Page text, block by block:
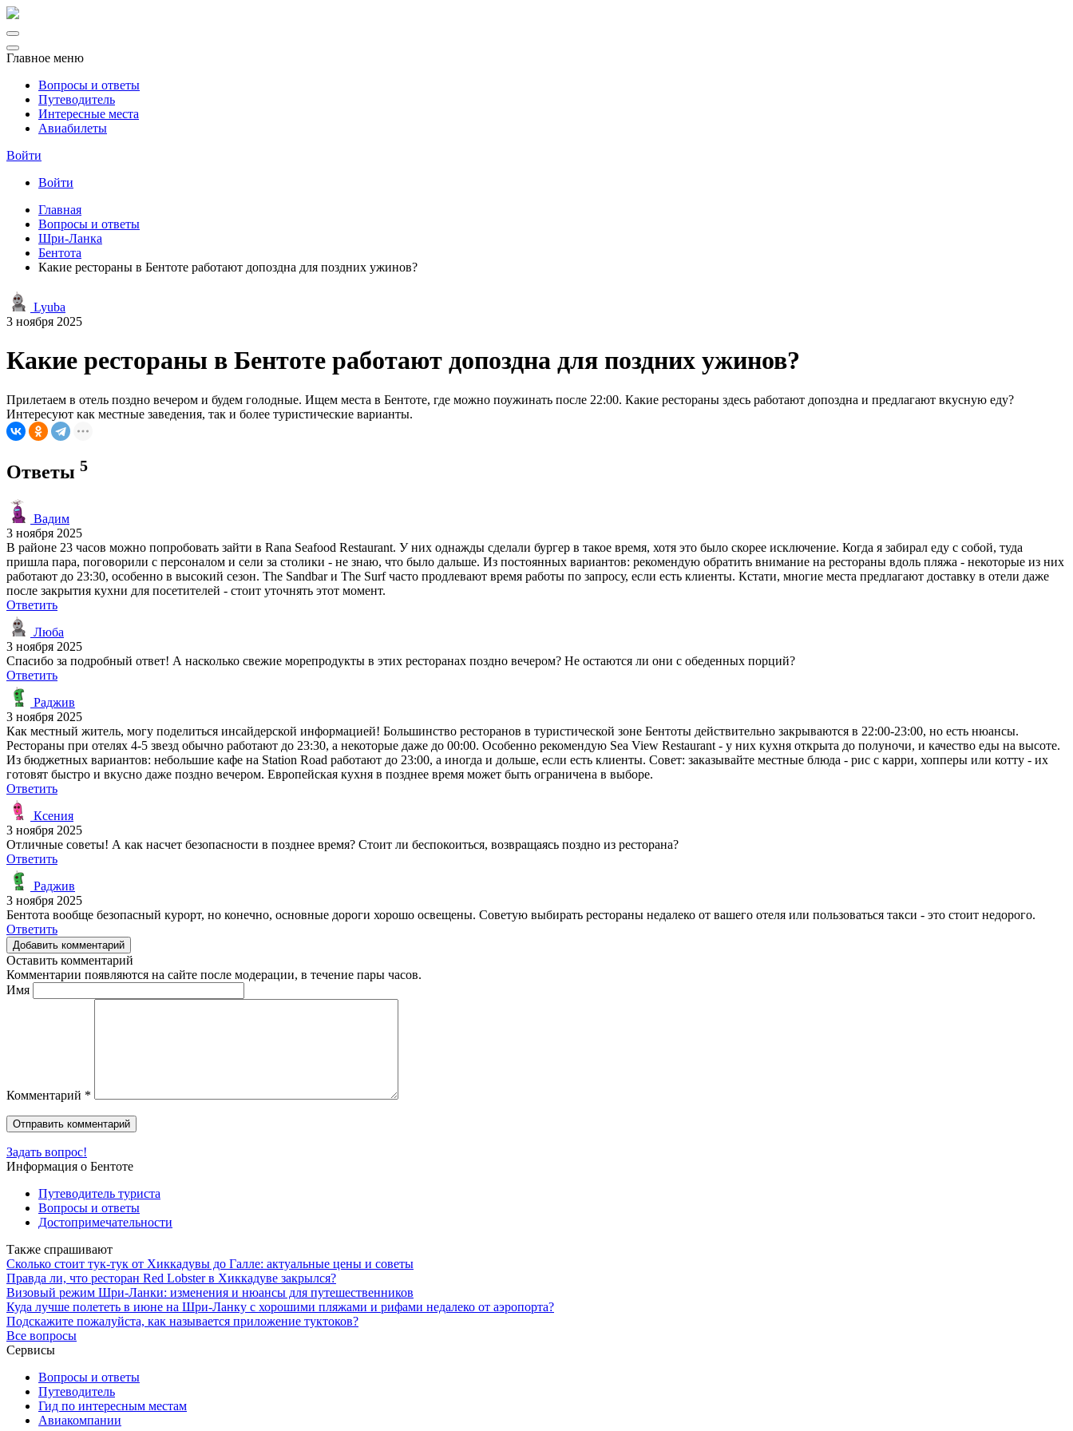
Главное меню
Вопросы и ответы
Путеводитель
Интересные места
Авиабилеты
Войти
Войти
Главная
Вопросы и ответы
Шри-Ланка
Бентота
Какие рестораны в Бентоте работают допоздна для поздних ужинов?
Lyuba
3 ноября 2025
Какие рестораны в Бентоте работают допоздна для поздних ужинов?
Прилетаем в отель поздно вечером и будем голодные. Ищем места в Бентоте, где можно поужинать после 22:00. Какие рестораны здесь работают допоздна и предлагают вкусную еду?
Интересуют как местные заведения, так и более туристические варианты.
Ответы 5
Вадим
3 ноября 2025
В районе 23 часов можно попробовать зайти в Rana Seafood Restaurant. У них однажды сделали бургер в такое время, хотя это было скорее исключение. Когда я забирал еду с собой, туда
пришла пара, поговорили с персоналом и сели за столики - не знаю, что было дальше. Из постоянных вариантов: рекомендую обратить внимание на рестораны вдоль пляжа - некоторые из них
работают до 23:30, особенно в высокий сезон. The Sandbar и The Surf часто продлевают время работы по запросу, если есть клиенты. Кстати, многие места предлагают доставку в отели даже
после закрытия кухни для посетителей - стоит уточнять этот момент.
Ответить
Люба
3 ноября 2025
Спасибо за подробный ответ! А насколько свежие морепродукты в этих ресторанах поздно вечером? Не остаются ли они с обеденных порций?
Ответить
Раджив
3 ноября 2025
Как местный житель, могу поделиться инсайдерской информацией! Большинство ресторанов в туристической зоне Бентоты действительно закрываются в 22:00-23:00, но есть нюансы.
Рестораны при отелях 4-5 звезд обычно работают до 23:30, а некоторые даже до 00:00. Особенно рекомендую Sea View Restaurant - у них кухня открыта до полуночи, и качество еды на высоте.
Из бюджетных вариантов: небольшие кафе на Station Road работают до 23:00, а иногда и дольше, если есть клиенты. Совет: заказывайте местные блюда - рис с карри, хопперы или котту - их
готовят быстро и вкусно даже поздно вечером. Европейская кухня в позднее время может быть ограничена в выборе.
Ответить
Ксения
3 ноября 2025
Отличные советы! А как насчет безопасности в позднее время? Стоит ли беспокоиться, возвращаясь поздно из ресторана?
Ответить
Раджив
3 ноября 2025
Бентота вообще безопасный курорт, но конечно, основные дороги хорошо освещены. Советую выбирать рестораны недалеко от вашего отеля или пользоваться такси - это стоит недорого.
Ответить
Добавить комментарий
Оставить комментарий
Комментарии появляются на сайте после модерации, в течение пары часов.
Имя
Комментарий *
Задать вопрос!
Информация о Бентоте
Путеводитель туриста
Вопросы и ответы
Достопримечательности
Также спрашивают
Сколько стоит тук-тук от Хиккадувы до Галле: актуальные цены и советы
Правда ли, что ресторан Red Lobster в Хиккадуве закрылся?
Визовый режим Шри-Ланки: изменения и нюансы для путешественников
Куда лучше полететь в июне на Шри-Ланку с хорошими пляжами и рифами недалеко от аэропорта?
Подскажите пожалуйста, как называется приложение туктоков?
Все вопросы
Сервисы
Вопросы и ответы
Путеводитель
Гид по интересным местам
Авиакомпании